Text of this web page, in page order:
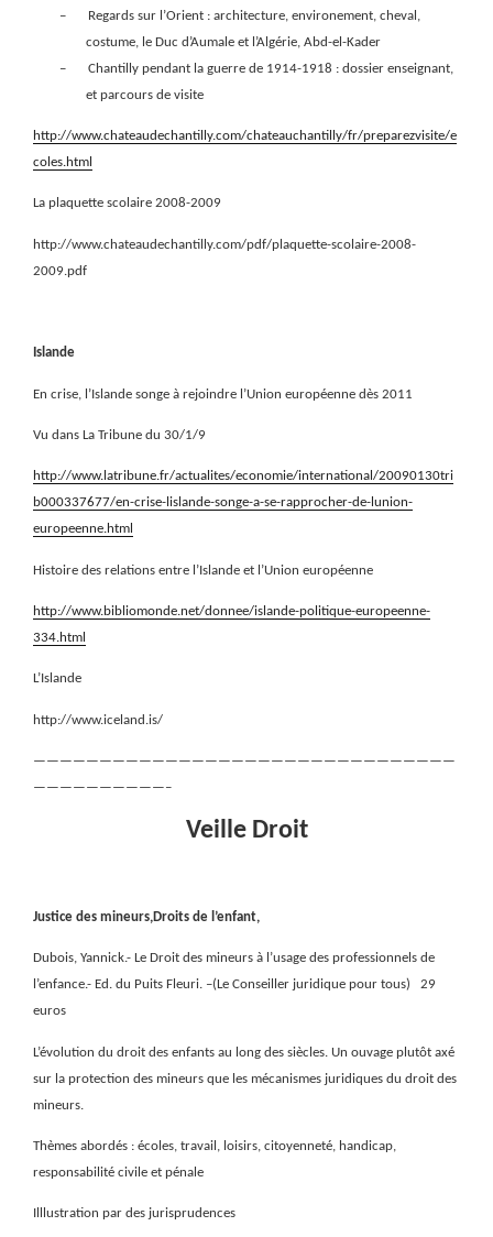
–
Regards sur l’Orient : architecture, environement, cheval,
costume, le Duc d’Aumale et l’Algérie, Abd-el-Kader
–
Chantilly pendant la guerre de 1914-1918 : dossier enseignant,
et parcours de visite
http://www.chateaudechantilly.com/chateauchantilly/fr/preparezvisite/e
coles.html
La plaquette scolaire 2008-2009
http://www.chateaudechantilly.com/pdf/plaquette-scolaire-2008-
2009.pdf
Islande
En crise, l’Islande songe à rejoindre l’Union européenne dès 2011
Vu dans La Tribune du 30/1/9
http://www.latribune.fr/actualites/economie/international/20090130tri
b000337677/en-crise-lislande-songe-a-se-rapprocher-de-lunion-
europeenne.html
Histoire des relations entre l’Islande et l’Union européenne
http://www.bibliomonde.net/donnee/islande-politique-europeenne-
334.html
L’Islande
http://www.iceland.is/
————————————————————————————————
——————————–
Veille Droit
Justice des mineurs,Droits de l’enfant,
Dubois, Yannick.- Le Droit des mineurs à l’usage des professionnels de
l’enfance.- Ed. du Puits Fleuri. –(Le Conseiller juridique pour tous)
29
euros
L’évolution du droit des enfants au long des siècles. Un ouvage plutôt axé
sur la protection des mineurs que les mécanismes juridiques du droit des
mineurs.
Thèmes abordés : écoles, travail, loisirs, citoyenneté, handicap,
responsabilité civile et pénale
Illlustration par des jurisprudences